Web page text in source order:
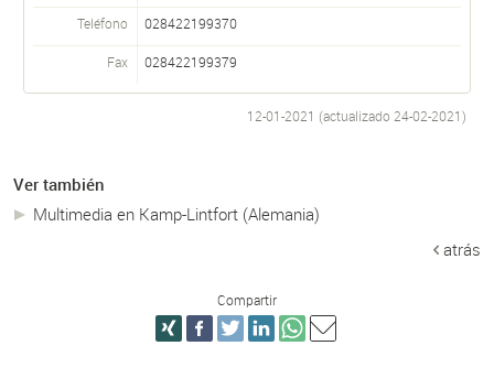
Teléfono 028422199370
Fax 028422199379
12-01-2021 (actualizado 24-02-2021)
Ver también
Multimedia en Kamp-Lintfort (Alemania)
atrás
Compartir